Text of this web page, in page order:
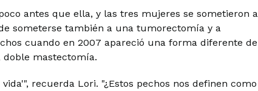
antes que ella, y las tres mujeres se sometieron a
someterse también a una tumorectomía y a
cuando en 2007 apareció una forma diferente de
doble mastectomía.
recuerda Lori. "¿Estos pechos nos definen como